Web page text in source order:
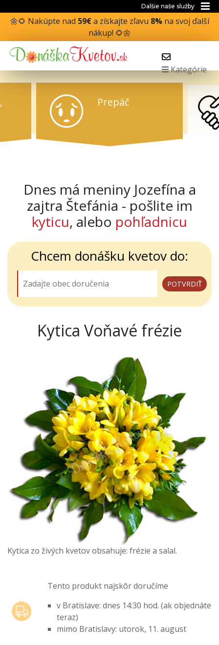
Dalšie naše služby
🌼🌻 Nakúpte nad 59€a získajte zľavu 8%na svoj ďalší
nákup! 🌻🌼
Kategórie
Prepáč
Dnes má meniny Jozefína a
zajtra Štefánia - pošlite im
kyticu, alebo pohľadnicu
Chcem donášku kvetov do:
Kytica Voňavé frézie
Kytica zo živých kvetov obsahuje: frézie a salal.
Tento produkt najskôr doručíme
v Bratislave: dnes 14:30 hod. (ak objednáte
teraz)
mimo Bratislavy: utorok, 11. august